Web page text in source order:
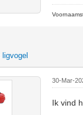
ligvogel
30-Mar-
Ik vind